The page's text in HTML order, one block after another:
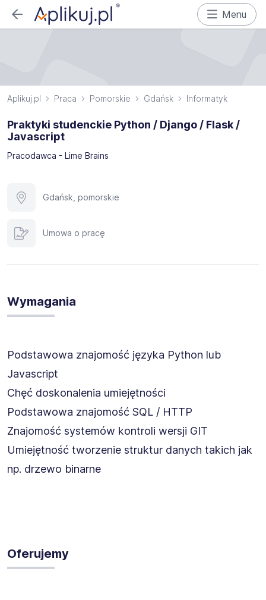
Menu
Aplikuj.pl Praca Pomorskie Gdańsk Informatyk
Praktyki studenckie Python / Django / Flask /
Javascript
Pracodawca - Lime Brains
Gdańsk, pomorskie
Umowa o pracę
Wymagania
Podstawowa znajomość języka Python lub
Javascript
Chęć doskonalenia umiejętności
Podstawowa znajomość SQL / HTTP
Znajomość systemów kontroli wersji GIT
Umiejętność tworzenie struktur danych takich jak
np. drzewo binarne
Oferujemy